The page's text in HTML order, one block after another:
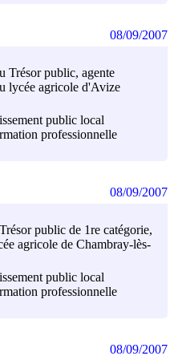
Trésor public, agente
lycée agricole d'Avize
public local
professionnelle
08/09/2007
public de 1re catégorie,
agricole de Chambray-lès-
public local
professionnelle
08/09/2007
08/09/2007